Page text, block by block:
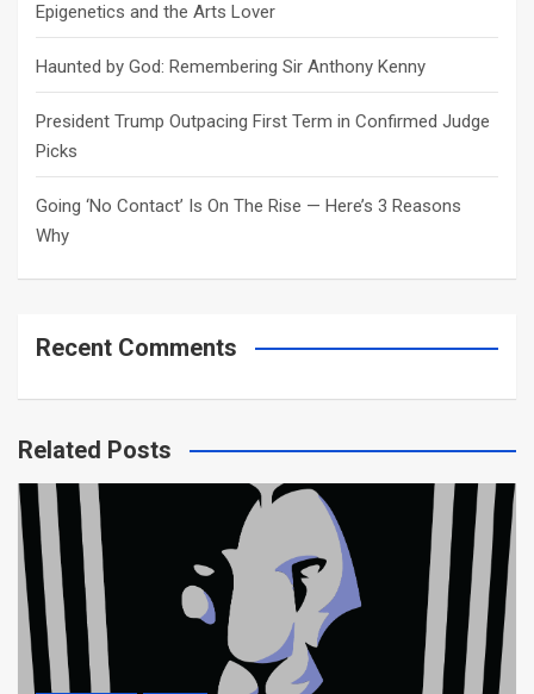
Epigenetics and the Arts Lover
Haunted by God: Remembering Sir Anthony Kenny
President Trump Outpacing First Term in Confirmed Judge
Picks
Going ‘No Contact’ Is On The Rise — Here’s 3 Reasons
Why
Recent Comments
Related Posts